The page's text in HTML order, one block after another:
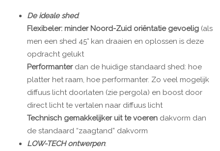
De ideale shed:
Flexibeler: minder Noord-Zuid oriëntatie gevoelig (als
men een shed 45° kan draaien en oplossen is deze
opdracht gelukt
Performanter dan de huidige standaard shed: hoe
platter het raam, hoe performanter. Zo veel mogelijk
diffuus licht doorlaten (zie pergola) en boost door
direct licht te vertalen naar diffuus licht
Technisch gemakkelijker uit te voeren dakvorm dan
de standaard “zaagtand” dakvorm
LOW-TECH ontwerpen: